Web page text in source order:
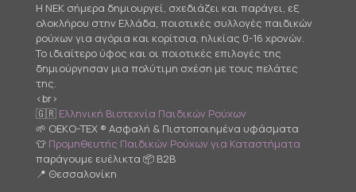
Η NEK σήμερα δημιουργεί, σχεδιάζει και παράγει, εξ
ολοκλήρου στην Ελλάδα, ποιοτικές συλλογές παιδικών
ρούχων για αγόρια και κορίτσια, ηλικίας 0-16 χρονών.
Το ιδιαίτερο ύφος και οι ποιοτικές επιλογές της
δημιούργησαν μια πολύτιμη σχέση με τους πελάτες
της.
<br>
🇬🇷 Ελληνική Βιοτεχνία Παιδικών Ρούχων
🌱 OEKO-TEX ® Ασφαλή & Πιστοποιημένα υφάσματα
👕 Προμηθευτής Παιδικών Ρούχων για Καταστήματα
παράγουμε ευέλικτα 📦 B2B
📍 Θεσσαλονίκη